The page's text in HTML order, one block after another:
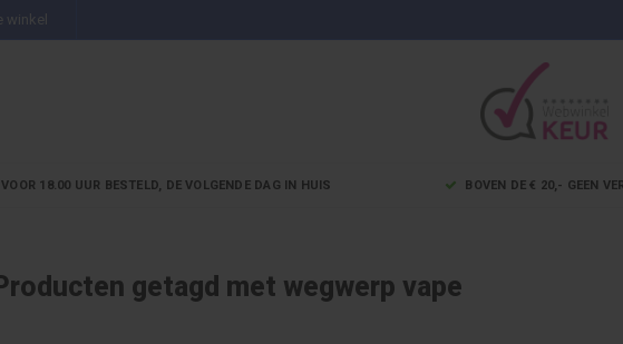
winkel
VOOR 18.00 UUR BESTELD, DE VOLGENDE DAG IN HUIS BOVEN DE € 20,- GEEN
getagd met wegwerp vape